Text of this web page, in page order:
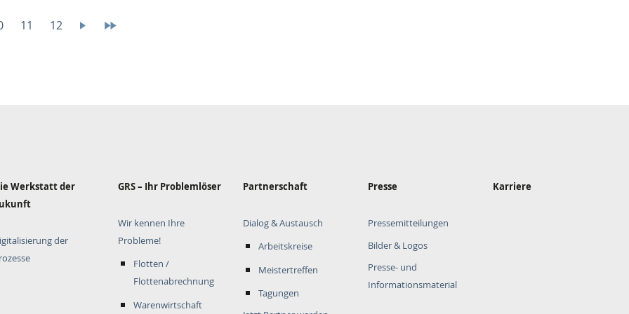
Page
11 Page
12
NächsteLetzte
Werkstatt der
der
GRS – Ihr Problemlöser
Wir kennen Ihre
Probleme!
Flotten /
Flottenabrechnung
Warenwirtschaft
Partnerschaft
Dialog & Austausch
Arbeitskreise
Meistertreffen
Tagungen
Presse
Pressemitteilungen
Bilder & Logos
Presse- und
Informationsmaterial
Karriere